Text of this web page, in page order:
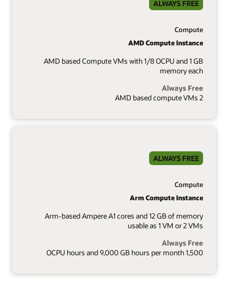
ALWAYS FREE
Compute
AMD Compute Instance
AMD based Compute VMs with 1/8 OCPU and 1 GB
memory each
Always Free
2 AMD based compute VMs
ALWAYS FREE
Compute
Arm Compute Instance
Arm-based Ampere A1 cores and 12 GB of memory
usable as 1 VM or 2 VMs
Always Free
1,500 OCPU hours and 9,000 GB hours per month